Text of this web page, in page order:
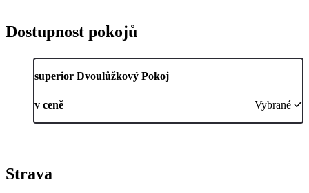
Dostupnost pokojů
superior Dvoulůžkový Pokoj
v ceně Vybrané
Strava